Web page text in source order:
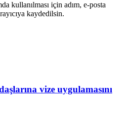
kullanılması için adım, e-posta
kaydedilsin.
vize uygulamasını